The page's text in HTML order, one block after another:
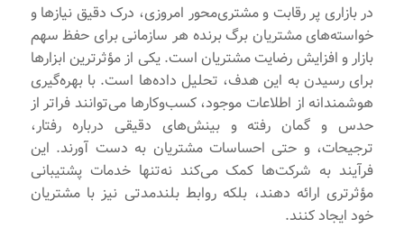
در بازاری پر رقابت و مشتری‌محور امروزی، درک دقیق نیازها و
خواسته‌های مشتریان برگ برنده هر سازمانی برای حفظ سهم
بازار و افزایش رضایت مشتریان است. یکی از مؤثرترین ابزارها
برای رسیدن به این هدف، تحلیل داده‌ها است. با بهره‌گیری
هوشمندانه از اطلاعات موجود، کسب‌وکارها می‌توانند فراتر از
حدس و گمان رفته و بینش‌های دقیقی درباره رفتار،
ترجیحات، و حتی احساسات مشتریان به دست آورند. این
فرآیند به شرکت‌ها کمک می‌کند نه‌تنها خدمات پشتیبانی
مؤثرتری ارائه دهند، بلکه روابط بلندمدتی نیز با مشتریان
خود ایجاد کنند.